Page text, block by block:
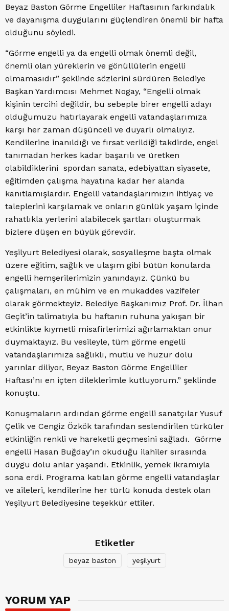
Beyaz Baston Görme Engelliler Haftasının farkındalık
ve dayanışma duygularını güçlendiren önemli bir hafta
olduğunu söyledi.
“Görme engelli ya da engelli olmak önemli değil,
önemli olan yüreklerin ve gönüllülerin engelli
olmamasıdır” şeklinde sözlerini sürdüren Belediye
Başkan Yardımcısı Mehmet Nogay, “Engelli olmak
kişinin tercihi değildir, bu sebeple birer engelli adayı
olduğumuzu hatırlayarak engelli vatandaşlarımıza
karşı her zaman düşünceli ve duyarlı olmalıyız.
Kendilerine inanıldığı ve fırsat verildiği takdirde, engel
tanımadan herkes kadar başarılı ve üretken
olabildiklerini spordan sanata, edebiyattan siyasete,
eğitimden çalışma hayatına kadar her alanda
kanıtlamışlardır. Engelli vatandaşlarımızın ihtiyaç ve
taleplerini karşılamak ve onların günlük yaşam içinde
rahatlıkla yerlerini alabilecek şartları oluşturmak
bizlere düşen en büyük görevdir.
Yeşilyurt Belediyesi olarak, sosyalleşme başta olmak
üzere eğitim, sağlık ve ulaşım gibi bütün konularda
engelli hemşerilerimizin yanındayız. Çünkü bu
çalışmaları, en mühim ve en mukaddes vazifeler
olarak görmekteyiz. Belediye Başkanımız Prof. Dr. İlhan
Geçit’in talimatıyla bu haftanın ruhuna yakışan bir
etkinlikte kıymetli misafirlerimizi ağırlamaktan onur
duymaktayız. Bu vesileyle, tüm görme engelli
vatandaşlarımıza sağlıklı, mutlu ve huzur dolu
yarınlar diliyor, Beyaz Baston Görme Engelliler
Haftası’nı en içten dileklerimle kutluyorum.” şeklinde
konuştu.
Konuşmaların ardından görme engelli sanatçılar Yusuf
Çelik ve Cengiz Özkök tarafından seslendirilen türküler
etkinliğin renkli ve hareketli geçmesini sağladı. Görme
engelli Hasan Buğday’ın okuduğu ilahiler sırasında
duygu dolu anlar yaşandı. Etkinlik, yemek ikramıyla
sona erdi. Programa katılan görme engelli vatandaşlar
ve aileleri, kendilerine her türlü konuda destek olan
Yeşilyurt Belediyesine teşekkür ettiler.
Etiketler
beyaz baston yeşilyurt
YORUM YAP